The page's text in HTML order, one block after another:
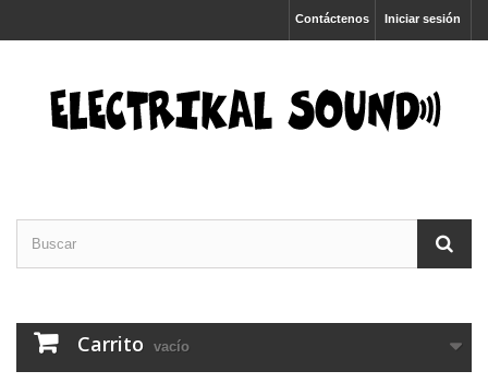
Iniciar sesión
Contáctenos
Carrito vacío